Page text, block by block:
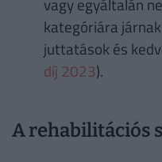
kategóriára
juttatások és
díj 2023).
A rehabilitációs